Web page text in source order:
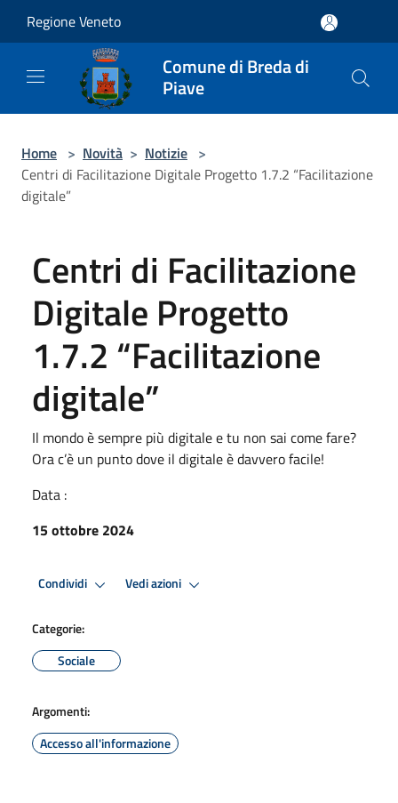
Regione Veneto
Comune di Breda di
Piave
Home > Novità > Notizie >
Centri di Facilitazione Digitale Progetto 1.7.2 “Facilitazione
digitale”
Centri di Facilitazione
Digitale Progetto
1.7.2 “Facilitazione
digitale”
Il mondo è sempre più digitale e tu non sai come fare?
Ora c’è un punto dove il digitale è davvero facile!
Data :
15 ottobre 2024
Condividi Vedi azioni
Categorie:
Sociale
Argomenti:
Accesso all'informazione